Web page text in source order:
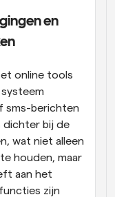
en
online tools
sms-berichten
dichter bij de
wat niet alleen
houden, maar
aan het
zijn